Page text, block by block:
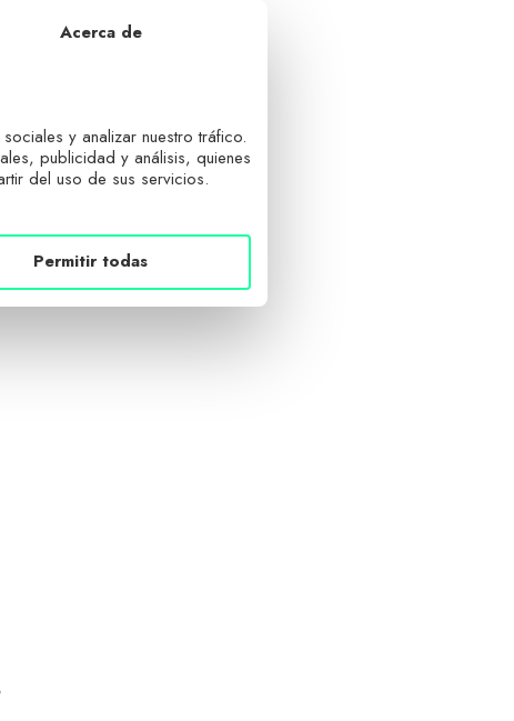
Acerca de
y analizar nuestro tráfico.
publicidad y análisis, quienes
del uso de sus servicios.
Permitir todas